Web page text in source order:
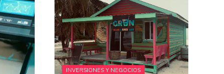
INVERSIONES Y NEGOCIOS